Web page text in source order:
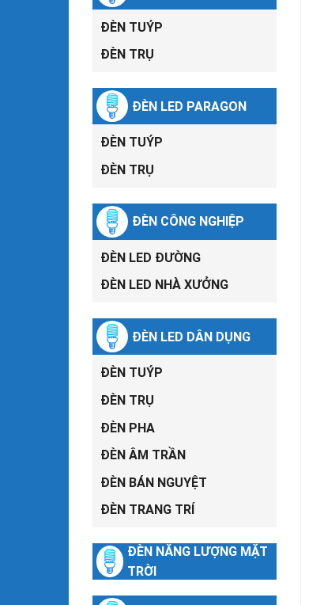
ĐÈN TUÝP
ĐÈN TRỤ
ĐÈN LED PARAGON
ĐÈN TUÝP
ĐÈN TRỤ
ĐÈN CÔNG NGHIỆP
ĐÈN LED ĐƯỜNG
ĐÈN LED NHÀ XƯỞNG
ĐÈN LED DÂN DỤNG
ĐÈN TUÝP
ĐÈN TRỤ
ĐÈN PHA
ĐÈN ÂM TRẦN
ĐÈN BÁN NGUYỆT
ĐÈN TRANG TRÍ
ĐÈN NĂNG LƯỢNG MẶT
TRỜI